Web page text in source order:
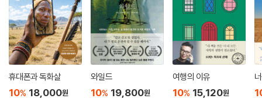
휴대폰과 독화살
10% 18,000원
와일드
10% 19,800원
여행의 이유
10% 15,120원